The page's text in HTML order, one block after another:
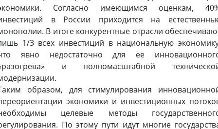
Согласно имеющимся оценкам,
в России приходится на
В итоге конкурентные отрасли
1/3 всех инвестиций в национальную
явно недостаточно для ее
и полномасштабной
образом, для стимулирования
экономики и инвестиционных
целевые методы
По этому пути идут многие